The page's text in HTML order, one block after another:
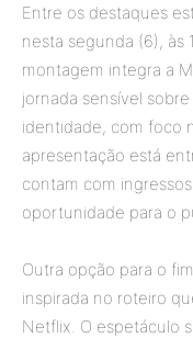
Entre os destaques
nesta segunda (6), às
montagem integra a
jornada sensível
identidade, com foco
apresentação está
contam com
oportunidade para o
Outra opção para o
inspirada no roteiro
Netflix. O espetáculo